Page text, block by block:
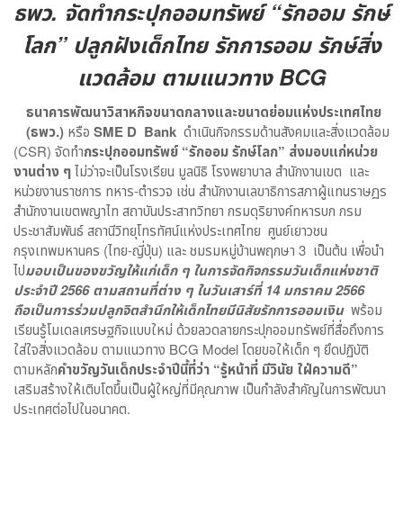
ธพว. จัดทำกระปุกออมทรัพย์ “รักออม รักษ์
โลก” ปลูกฝังเด็กไทย รักการออม รักษ์สิ่ง
แวดล้อม ตามแนวทาง BCG
ธนาคารพัฒนาวิสาหกิจขนาดกลางและขนาดย่อมแห่งประเทศไทย
(ธพว.) หรือ SME D Bank ดำเนินกิจกรรมด้านสังคมและสิ่งแวดล้อม
(CSR) จัดทำกระปุกออมทรัพย์ “รักออม รักษ์โลก” ส่งมอบแก่หน่วย
งานต่าง ๆไม่ว่าจะเป็นโรงเรียน มูลนิธิ โรงพยาบาล สำนักงานเขต และ
หน่วยงานราชการ ทหาร-ตำรวจ เช่น สำนักงานเลขาธิการสภาผู้แทนราษฎร
สำนักงานเขตพญาไท สถาบันประสาทวิทยา กรมดุริยางค์ทหารบก กรม
ประชาสัมพันธ์ สถานีวิทยุโทรทัศน์แห่งประเทศไทย ศูนย์เยาวชน
กรุงเทพมหานคร (ไทย-ญี่ปุ่น) และ ชมรมหมู่บ้านพฤกษา 3 เป็นต้น เพื่อนำ
ไปมอบเป็นของขวัญให้แก่เด็ก ๆ ในการจัดกิจกรรมวันเด็กแห่งชาติ
ประจำปี 2566 ตามสถานที่ต่าง ๆ ในวันเสาร์ที่ 14 มกราคม 2566
ถือเป็นการร่วมปลูกจิตสำนึกให้เด็กไทยมีนิสัยรักการออมเงินพร้อม
เรียนรู้โมเดลเศรษฐกิจแบบใหม่ ด้วยลวดลายกระปุกออมทรัพย์ที่สื่อถึงการ
ใส่ใจสิ่งแวดล้อม ตามแนวทาง BCG Model โดยขอให้เด็ก ๆ ยึดปฏิบัติ
ตามหลักคำขวัญวันเด็กประจำปีนี้ที่ว่า “รู้หน้าที่ มีวินัย ใฝ่ความดี”
เสริมสร้างให้เติบโตขึ้นเป็นผู้ใหญ่ที่มีคุณภาพ เป็นกำลังสำคัญในการพัฒนา
ประเทศต่อไปในอนาคต.